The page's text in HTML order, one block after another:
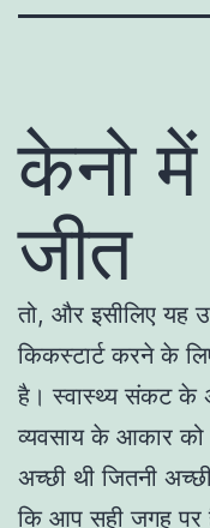
केनो में
जीत
तो, और इसीलिए यह
किकस्टार्ट करने के
है। स्वास्थ्य संकट के
व्यवसाय के आकार
अच्छी थी जितनी
कि आप सही जगह पर